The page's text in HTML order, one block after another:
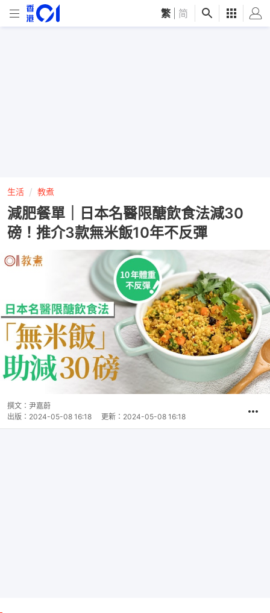
繁 简
生活 教煮
減肥餐單｜日本名醫限醣飲食法減30
磅！推介3款無米飯10年不反彈
撰文： 尹嘉蔚
出版： 2024-05-08 16:18 更新： 2024-05-08 16:18